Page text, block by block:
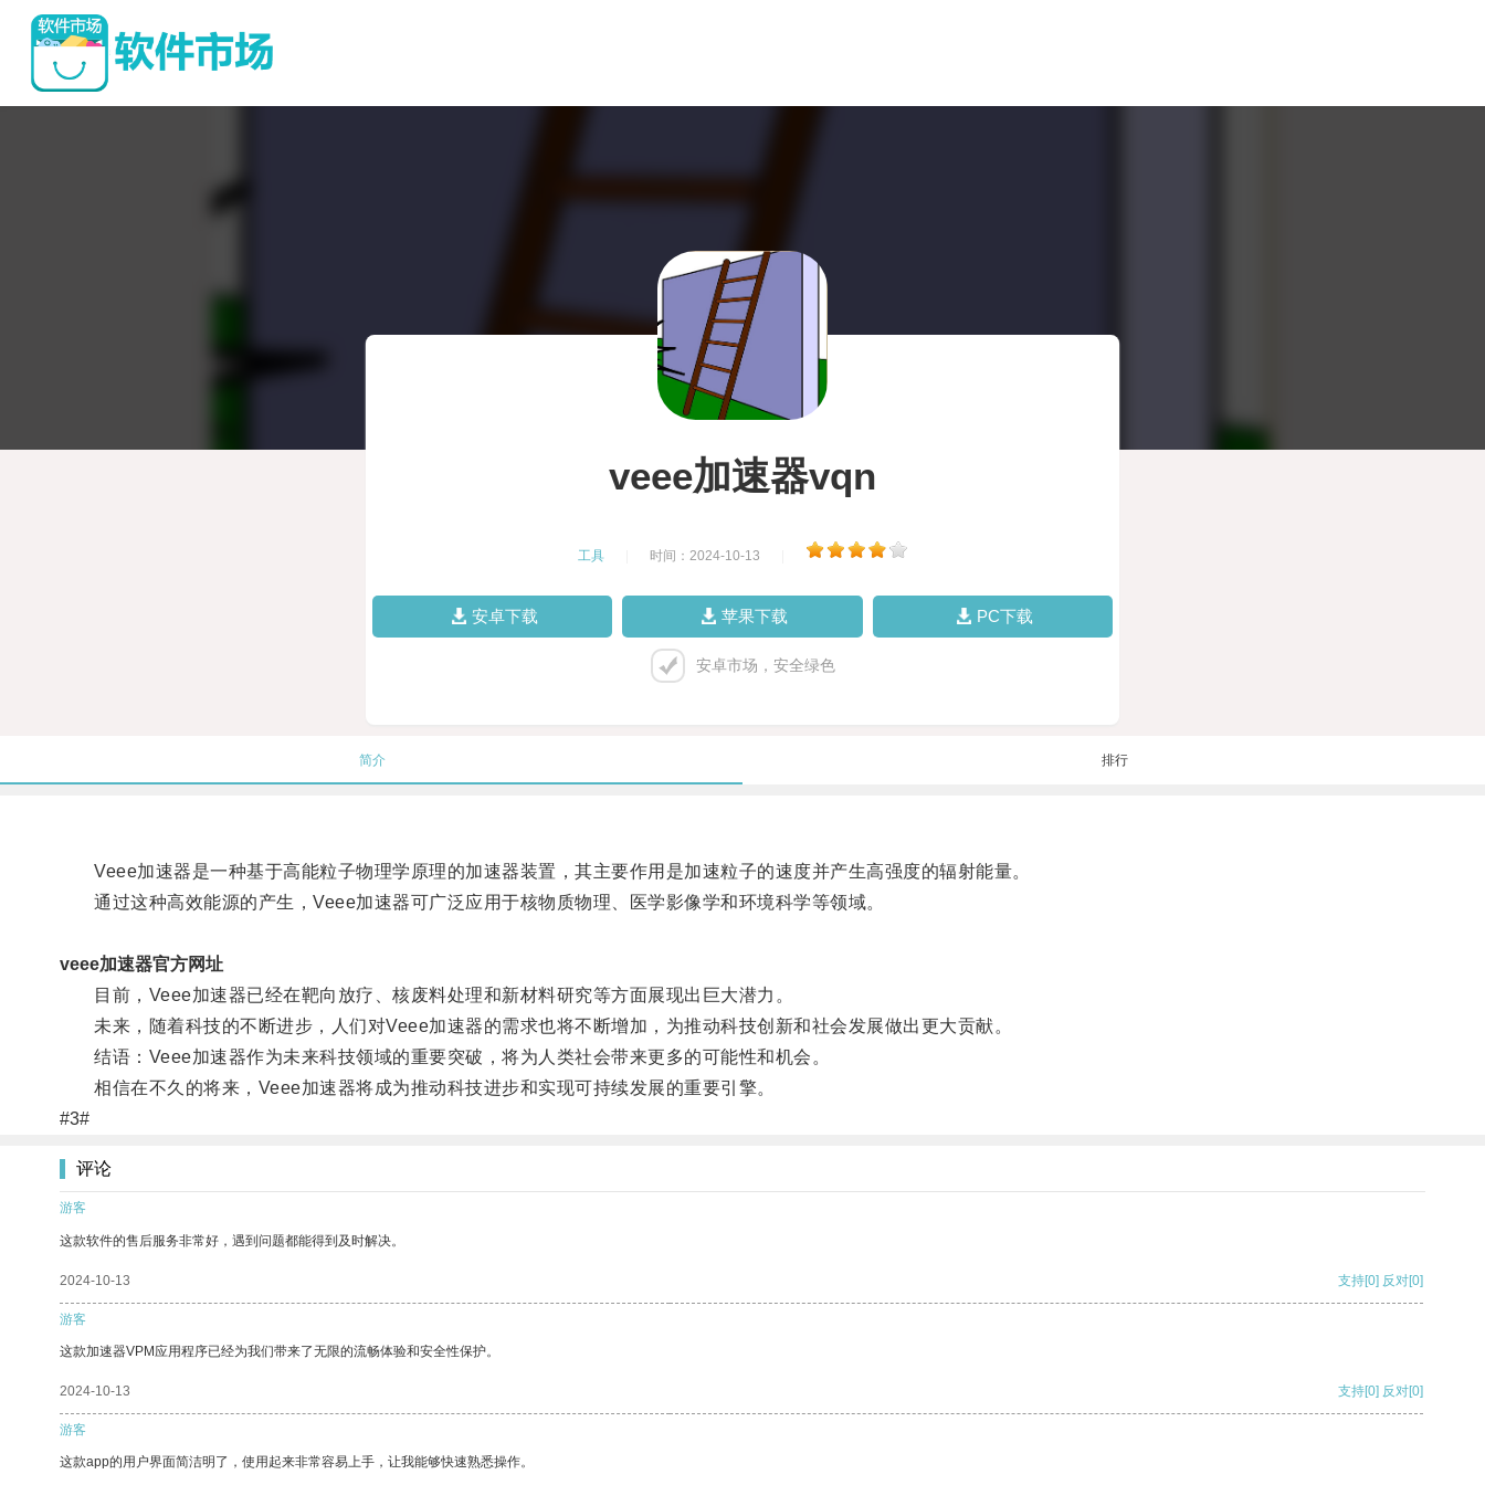
veee加速器vqn
工具 时间：2024-10-13
安卓下载 苹果下载 PC下载
安卓市场，安全绿色
简介 排行
Veee加速器是一种基于高能粒子物理学原理的加速器装置，其主要作用是加速粒子的速度并产生高强度的辐射能量。
通过这种高效能源的产生，Veee加速器可广泛应用于核物质物理、医学影像学和环境科学等领域。
veee加速器官方网址
目前，Veee加速器已经在靶向放疗、核废料处理和新材料研究等方面展现出巨大潜力。
未来，随着科技的不断进步，人们对Veee加速器的需求也将不断增加，为推动科技创新和社会发展做出更大贡献。
结语：Veee加速器作为未来科技领域的重要突破，将为人类社会带来更多的可能性和机会。
相信在不久的将来，Veee加速器将成为推动科技进步和实现可持续发展的重要引擎。
#3#
评论
游客
这款软件的售后服务非常好，遇到问题都能得到及时解决。
2024-10-13 支持[0] 反对[0]
游客
这款加速器VPM应用程序已经为我们带来了无限的流畅体验和安全性保护。
2024-10-13 支持[0] 反对[0]
游客
这款app的用户界面简洁明了，使用起来非常容易上手，让我能够快速熟悉操作。